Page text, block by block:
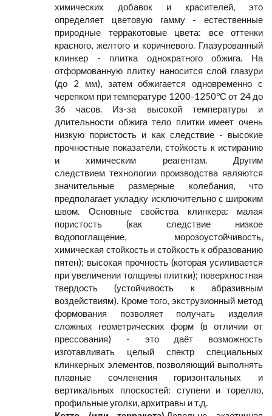
химических добавок и красителей, это
определяет цветовую гамму - естественные
природные терракотовые цвета: все оттенки
красного, желтого и коричневого. Глазурованный
клинкер - плитка однократного обжига. На
отформованную плитку наносится слой глазури
(до 2 мм), затем обжигается одновременно с
черепком при температуре 1200-1250ºС от 24 до
36 часов. Из-за высокой температуры и
длительности обжига тело плитки имеет очень
низкую пористость и как следствие - высокие
прочностные показатели, стойкость к истиранию
и химическим реагентам. Другим
следствием технологии производства являются
значительные размерные колебания, что
предполагает укладку исключительно с широким
швом. Основные свойства клинкера: малая
пористость (как следствие низкое
водопоглащение, морозоустойчивость,
химическая стойкость и стойкость к образованию
пятен); высокая прочность (которая усиливается
при увеличении толщины плитки); поверхностная
твердость (устойчивость к абразивным
воздействиям). Кроме того, экструзионный метод
формования позволяет получать изделия
сложных геометрических форм (в отличии от
прессования) - это даёт возможность
изготавливать целый спектр специальных
клинкерных элементов, позволяющий выполнять
плавные сочленения горизонтальных и
вертикальных плоскостей: ступени и торелло,
профильные уголки, архитравы и т.д.